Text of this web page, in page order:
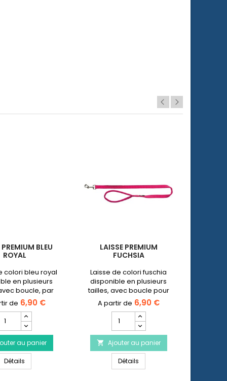
BLEU
ROYAL
colori bleu royal
en plusieurs
boucle, par
attacher la
du chien ou un
flasher
6,90 €
au panier
Détails
LAISSE PREMIUM
FUCHSIA
Laisse de colori fuschia
disponible en plusieurs
tailles, avec boucle pour
attacher la médaille du
chien ou un flasher.
6,90 €
quantité
du
produit
Laisse
Premium
Fuchsia
 Ajouter au panier
Détails